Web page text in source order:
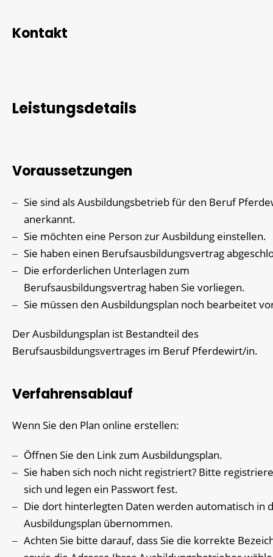
Kontakt
Leistungsdetails
Voraussetzungen
Sie sind als Ausbildungsbetrieb für den Beruf
anerkannt.
Sie möchten eine Person zur Ausbildung einstellen.
Sie haben einen Berufsausbildungsvertrag
Die erforderlichen Unterlagen zum
Berufsausbildungsvertrag haben Sie vorliegen.
Sie müssen den Ausbildungsplan noch bearbeitet
Der Ausbildungsplan ist Bestandteil des
Berufsausbildungsvertrages im Beruf Pferdewirt/in.
Verfahrensablauf
Wenn Sie den Plan online erstellen:
Öffnen Sie den Link zum Ausbildungsplan.
Sie haben sich noch nicht registriert? Bitte
sich und legen ein Passwort fest.
Die dort hinterlegten Daten werden automatisch in
Ausbildungsplan übernommen.
Achten Sie bitte darauf, dass Sie die korrekte